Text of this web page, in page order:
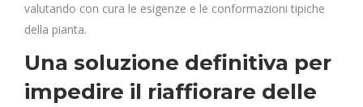
valutando con cura le esigenze e le conformazioni tipiche
della pianta.
Una soluzione definitiva per
impedire il riaffiorare delle